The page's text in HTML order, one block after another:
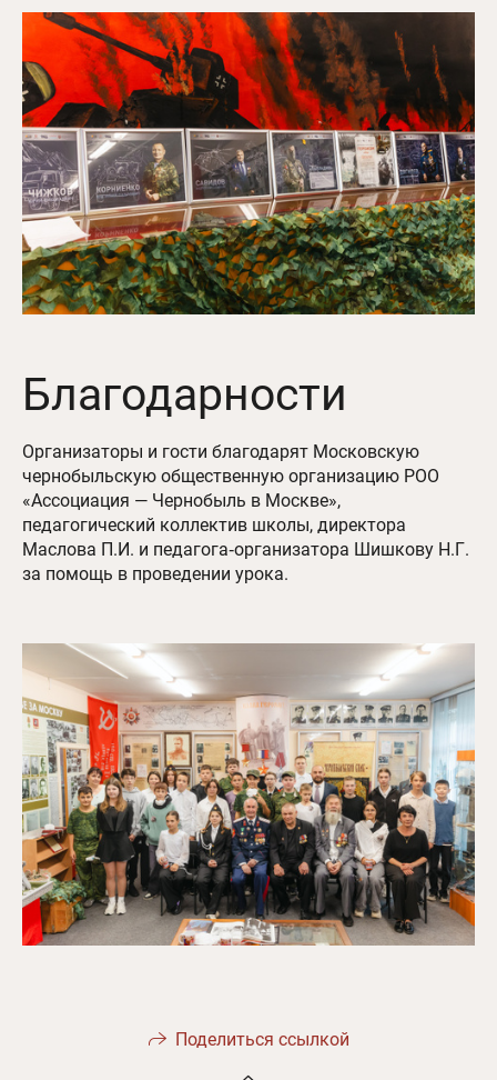
Благодарности
Организаторы и гости благодарят Московскую
чернобыльскую общественную организацию РОО
«Ассоциация — Чернобыль в Москве»,
педагогический коллектив школы, директора
Маслова П.И. и педагога‑организатора Шишкову Н.Г.
за помощь в проведении урока.
Поделиться ссылкой